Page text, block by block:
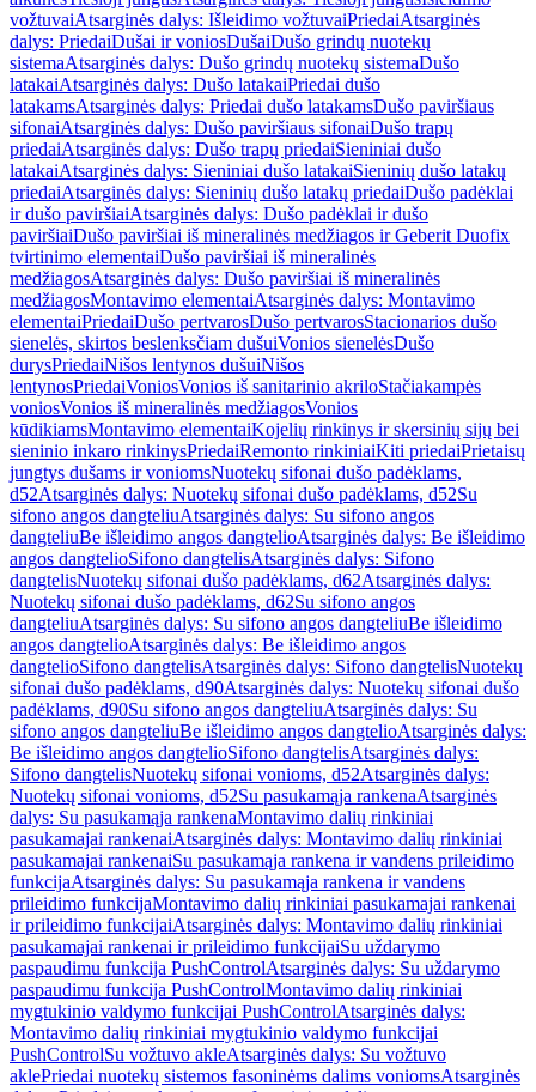
vožtuvaiAtsarginės dalys: Išleidimo vožtuvaiPriedaiAtsarginės
dalys: PriedaiDušai ir voniosDušaiDušo grindų nuotekų
sistemaAtsarginės dalys: Dušo grindų nuotekų sistemaDušo
latakaiAtsarginės dalys: Dušo latakaiPriedai dušo
latakamsAtsarginės dalys: Priedai dušo latakamsDušo paviršiaus
sifonaiAtsarginės dalys: Dušo paviršiaus sifonaiDušo trapų
priedaiAtsarginės dalys: Dušo trapų priedaiSieniniai dušo
latakaiAtsarginės dalys: Sieniniai dušo latakaiSieninių dušo latakų
priedaiAtsarginės dalys: Sieninių dušo latakų priedaiDušo padėklai
ir dušo paviršiaiAtsarginės dalys: Dušo padėklai ir dušo
paviršiaiDušo paviršiai iš mineralinės medžiagos ir Geberit Duofix
tvirtinimo elementaiDušo paviršiai iš mineralinės
medžiagosAtsarginės dalys: Dušo paviršiai iš mineralinės
medžiagosMontavimo elementaiAtsarginės dalys: Montavimo
elementaiPriedaiDušo pertvarosDušo pertvarosStacionarios dušo
sienelės, skirtos beslenksčiam dušuiVonios sienelėsDušo
durysPriedaiNišos lentynos dušuiNišos
lentynosPriedaiVoniosVonios iš sanitarinio akriloStačiakampės
voniosVonios iš mineralinės medžiagosVonios
kūdikiamsMontavimo elementaiKojelių rinkinys ir skersinių sijų bei
sieninio inkaro rinkinysPriedaiRemonto rinkiniaiKiti priedaiPrietaisų
jungtys dušams ir voniomsNuotekų sifonai dušo padėklams,
d52Atsarginės dalys: Nuotekų sifonai dušo padėklams, d52Su
sifono angos dangteliuAtsarginės dalys: Su sifono angos
dangteliuBe išleidimo angos dangtelioAtsarginės dalys: Be išleidimo
angos dangtelioSifono dangtelisAtsarginės dalys: Sifono
dangtelisNuotekų sifonai dušo padėklams, d62Atsarginės dalys:
Nuotekų sifonai dušo padėklams, d62Su sifono angos
dangteliuAtsarginės dalys: Su sifono angos dangteliuBe išleidimo
angos dangtelioAtsarginės dalys: Be išleidimo angos
dangtelioSifono dangtelisAtsarginės dalys: Sifono dangtelisNuotekų
sifonai dušo padėklams, d90Atsarginės dalys: Nuotekų sifonai dušo
padėklams, d90Su sifono angos dangteliuAtsarginės dalys: Su
sifono angos dangteliuBe išleidimo angos dangtelioAtsarginės dalys:
Be išleidimo angos dangtelioSifono dangtelisAtsarginės dalys:
Sifono dangtelisNuotekų sifonai vonioms, d52Atsarginės dalys:
Nuotekų sifonai vonioms, d52Su pasukamąja rankenaAtsarginės
dalys: Su pasukamąja rankenaMontavimo dalių rinkiniai
pasukamajai rankenaiAtsarginės dalys: Montavimo dalių rinkiniai
pasukamajai rankenaiSu pasukamąja rankena ir vandens prileidimo
funkcijaAtsarginės dalys: Su pasukamąja rankena ir vandens
prileidimo funkcijaMontavimo dalių rinkiniai pasukamajai rankenai
ir prileidimo funkcijaiAtsarginės dalys: Montavimo dalių rinkiniai
pasukamajai rankenai ir prileidimo funkcijaiSu uždarymo
paspaudimu funkcija PushControlAtsarginės dalys: Su uždarymo
paspaudimu funkcija PushControlMontavimo dalių rinkiniai
mygtukinio valdymo funkcijai PushControlAtsarginės dalys:
Montavimo dalių rinkiniai mygtukinio valdymo funkcijai
PushControlSu vožtuvo akleAtsarginės dalys: Su vožtuvo
aklePriedai nuotekų sistemos fasoninėms dalims voniomsAtsarginės